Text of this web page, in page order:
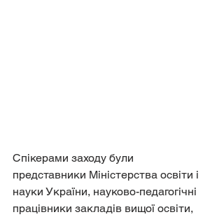
Спікерами заходу були
представники Міністерства освіти і
науки України, науково-педагогічні
працівники закладів вищої освіти,